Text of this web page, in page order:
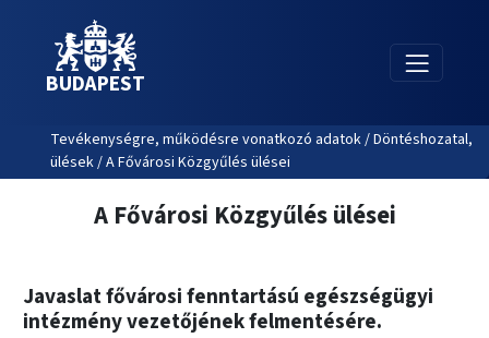
BUDAPEST
Tevékenységre, működésre vonatkozó adatok / Döntéshozatal,
ülések / A Fővárosi Közgyűlés ülései
A Fővárosi Közgyűlés ülései
Javaslat fővárosi fenntartású egészségügyi
intézmény vezetőjének felmentésére.